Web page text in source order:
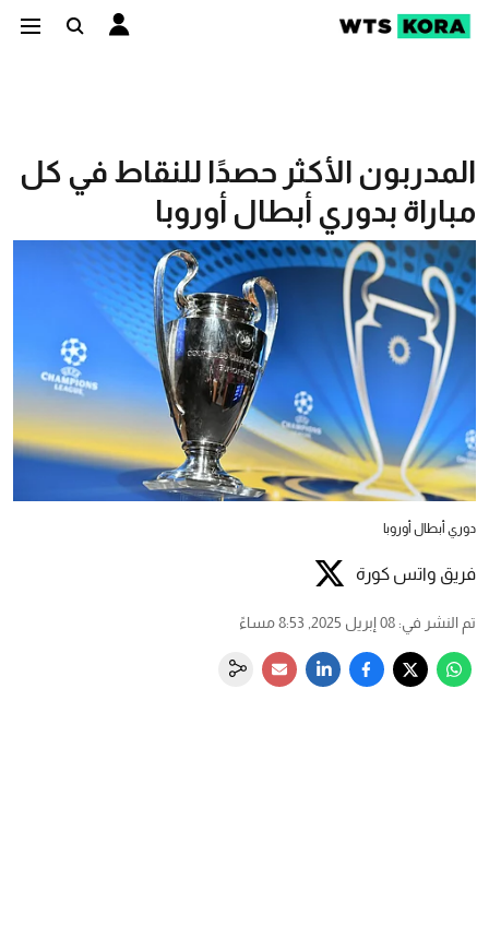
المدربون الأكثر حصدًا للنقاط في كل
مباراة بدوري أبطال أوروبا
دوري أبطال أوروبا
فريق واتس كورة
تم النشر في: 08 إبريل 2025, 8:53 مساءً